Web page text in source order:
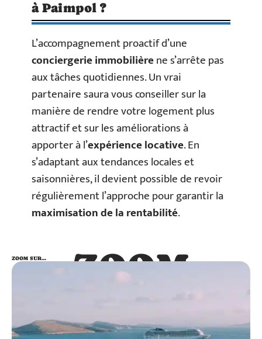
à Paimpol ?
L’accompagnement proactif d’une
conciergerie immobilièrene s’arrête pas
aux tâches quotidiennes. Un vrai
partenaire saura vous conseiller sur la
manière de rendre votre logement plus
attractif et sur les améliorations à
apporter à l’expérience locative. En
s’adaptant aux tendances locales et
saisonnières, il devient possible de revoir
régulièrement l’approche pour garantir la
maximisation de la rentabilité.
ZOOM
SUR…
ZOOM SUR…